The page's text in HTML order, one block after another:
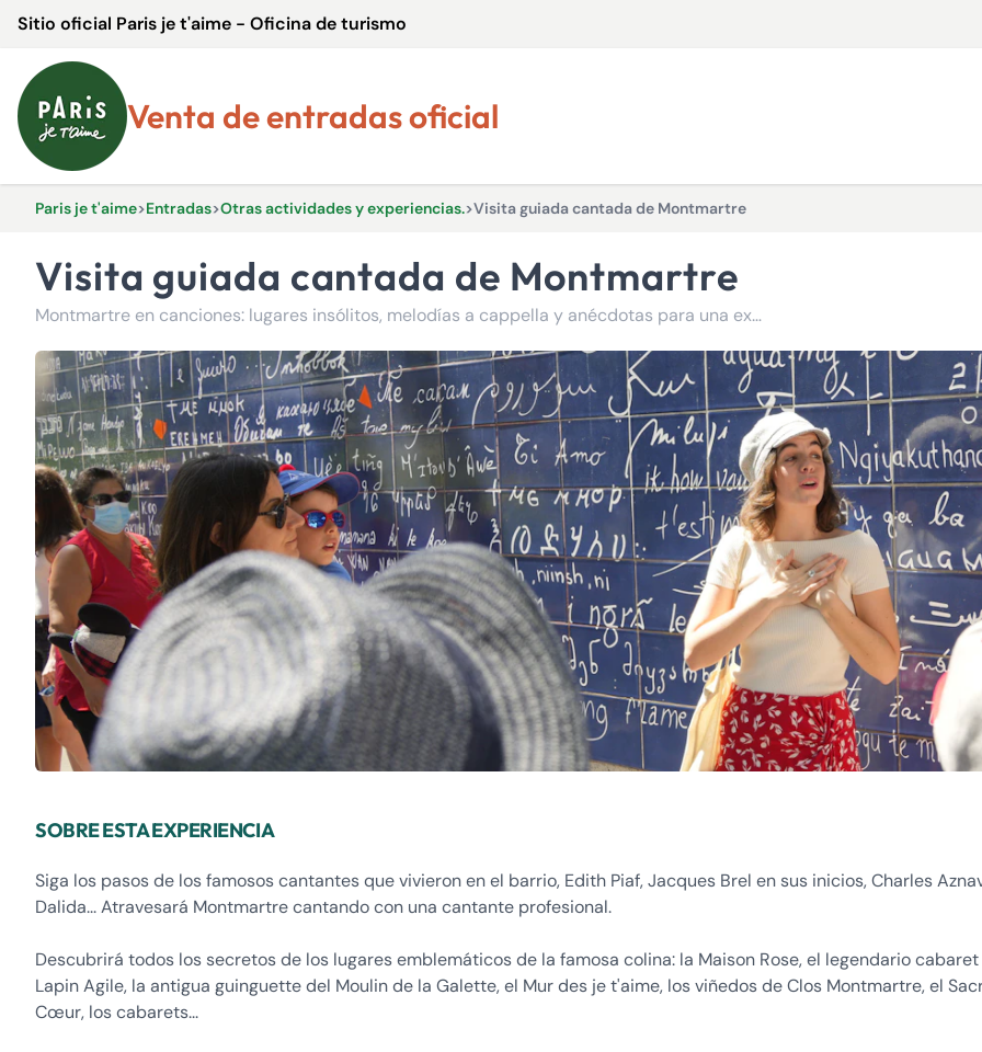
Sitio oficial Paris je t'aime - Oficina de turismo
Venta de entradas oficial
Paris je t'aime>Entradas>Otras actividades y experiencias.>Visita guiada cantada de Montmartre
Visita guiada cantada de Montmartre
Montmartre en canciones: lugares insólitos, melodías a cappella y anécdotas para una experiencia única.
SOBRE ESTA EXPERIENCIA
Siga los pasos de los famosos cantantes que vivieron en el barrio, Edith Piaf, Jacques Brel en sus inicios, Charles
Dalida... Atravesará Montmartre cantando con una cantante profesional.
Descubrirá todos los secretos de los lugares emblemáticos de la famosa colina: la Maison Rose, el legendario cabaret
Lapin Agile, la antigua guinguette del Moulin de la Galette, el Mur des je t'aime, los viñedos de Clos Montmartre, el
Cœur, los cabarets...